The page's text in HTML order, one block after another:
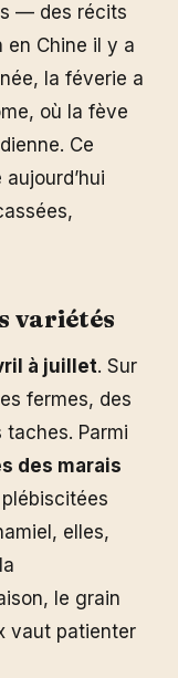
— des récits
en Chine il y a
la féverie a
où la fève
Ce
variétés
à juillet. Sur
fermes, des
taches. Parmi
des marais
elles,
le grain
vaut patienter